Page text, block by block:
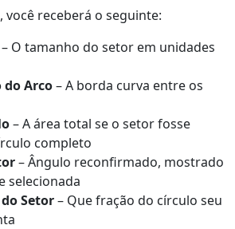
você receberá o seguinte:
– O tamanho do setor em unidades
Arco– A borda curva entre os
– A área total se o setor fosse
completo
– Ângulo reconfirmado, mostrado
selecionada
Setor– Que fração do círculo seu